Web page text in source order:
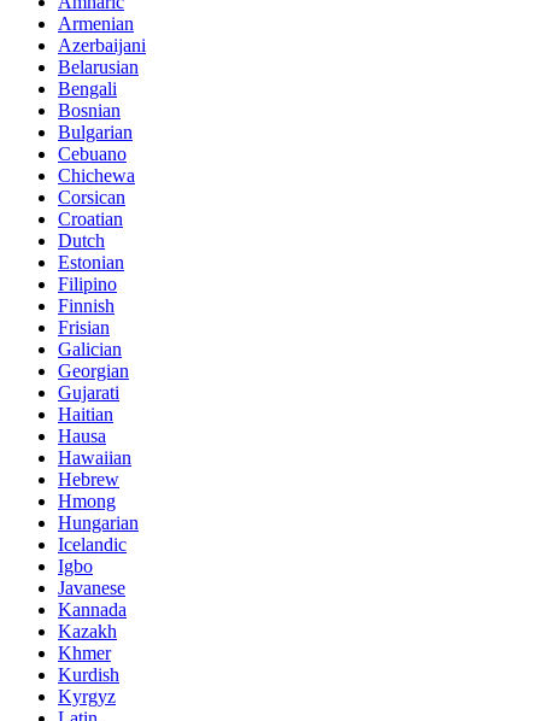
Armenian
Azerbaijani
Belarusian
Bengali
Bosnian
Bulgarian
Cebuano
Chichewa
Corsican
Croatian
Dutch
Estonian
Filipino
Finnish
Frisian
Galician
Georgian
Gujarati
Haitian
Hausa
Hawaiian
Hebrew
Hmong
Hungarian
Icelandic
Igbo
Javanese
Kannada
Kazakh
Khmer
Kurdish
Kyrgyz